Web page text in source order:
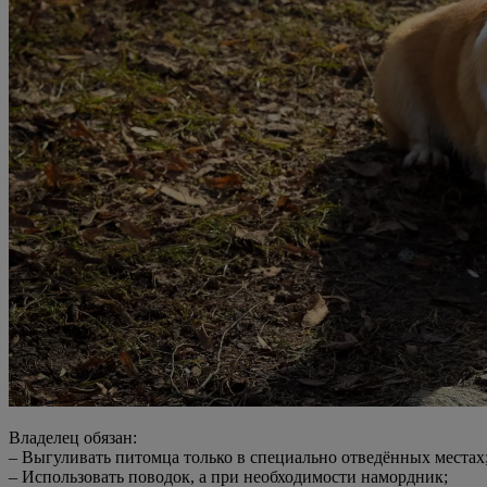
Владелец обязан:
– Выгуливать питомца только в специально отведённых
– Использовать поводок, а при необходимости намордник;